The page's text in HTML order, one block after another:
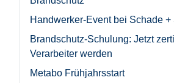
Handwerker-Event bei Schade +
Brandschutz-Schulung: Jetzt
Verarbeiter werden
Metabo Frühjahrsstart